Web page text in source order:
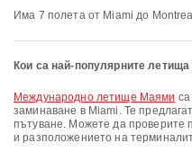
Има 7 полета от Miami до
Кои са най-популярните
Международно летище Маями
заминаване в Miami. Те
пътуване. Можете да проверите
и разположението на